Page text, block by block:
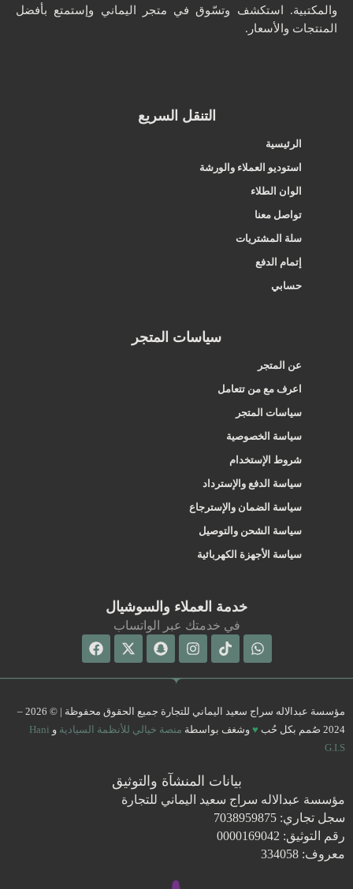
والمكتبية. استكشف وتسّوق في متجر اليماني وإستمتع بأفضل
المنتجات والأسعار.
التنقل السريع
الرئيسية
استوديو العملاء والورشة
الوان الطلاء
تواصل معنا
سلة المشتريات
إتمام الدفع
حسابي
سياسات المتجر
عن المتجر
اعرف مع من تتعامل
سياسات المتجر
سياسة الخصوصية
شروط الإستخدام
سياسة الدفع والإسترداد
سياسة الضمان والإسترجاع
سياسة الشحن والتوصيل
سياسة الأجهزة الكهربائية
خدمة العملاء والسوشيال
في خدمتك عبر الواتساب
Whatsapp
Tiktok
Instagram
Snapchat
X-
twitter
Facebook
مؤسسة عبدالاله سراج سعيد اليماني للتجارة جميع الحقوق محفوظة | © 2026 –
2024 صُمم بكل حُب
♥ وشغف بواسطة منصة خيالي للأنظمة السيادية و Hani
G.I.S
بيانات المنشآة والتوثيق
مؤسسة عبدالاله سراج سعيد اليماني للتجارة
سجل تجاري: 7038959875
رقم التوثيق: 0000169042
معروف: 334058